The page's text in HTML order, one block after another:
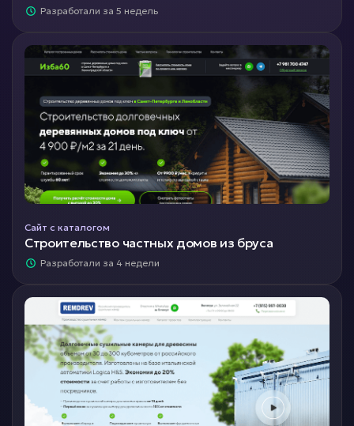
Разработали за 5 недель
Сайт с каталогом
Строительство частных домов из бруса
Разработали за 4 недели